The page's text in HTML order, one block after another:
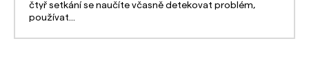
čtyř setkání se naučíte včasně detekovat problém,
používat...